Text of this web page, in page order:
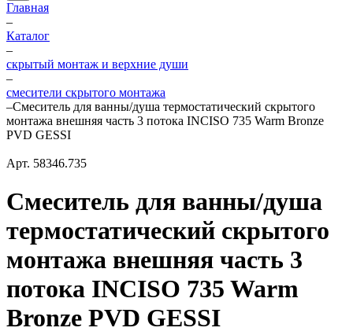
Главная
–
Каталог
–
скрытый монтаж и верхние души
–
смесители скрытого монтажа
–Смеситель для ванны/душа термостатический скрытого
монтажа внешняя часть 3 потока INCISO 735 Warm Bronze
PVD GESSI
Арт. 58346.735
Смеситель для ванны/душа
термостатический скрытого
монтажа внешняя часть 3
потока INCISO 735 Warm
Bronze PVD GESSI